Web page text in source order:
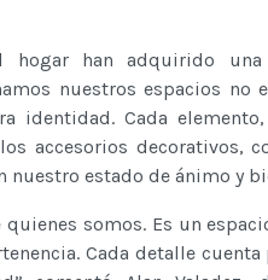
han adquirido una
nuestros espacios no
identidad. Cada
accesorios decorativos,
estado de ánimo y
somos. Es un
Cada detalle cuenta